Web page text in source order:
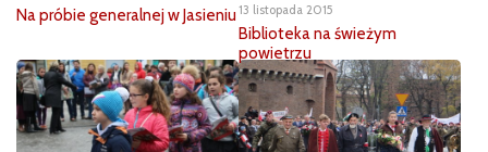
Na próbie generalnej w Jasieniu13 listopada 2015
Biblioteka na świeżym
powietrzu